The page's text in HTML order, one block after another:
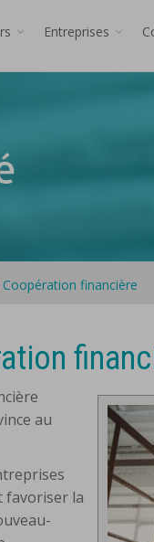
Entreprises
financière
au
favoriser la